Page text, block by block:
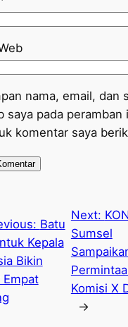
nama, email, dan
saya pada peramban
komentar saya
Batu
Kepala
Bikin
Empat
Next:
Sumsel
Komisi X
→